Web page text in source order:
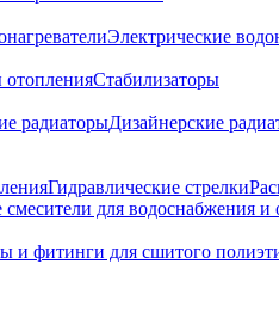
Электрические
отопленияСтабилизаторы
радиаторыДизайнерские
Гидравлические стрелки
смесители для водоснабжения и
и фитинги для сшитого